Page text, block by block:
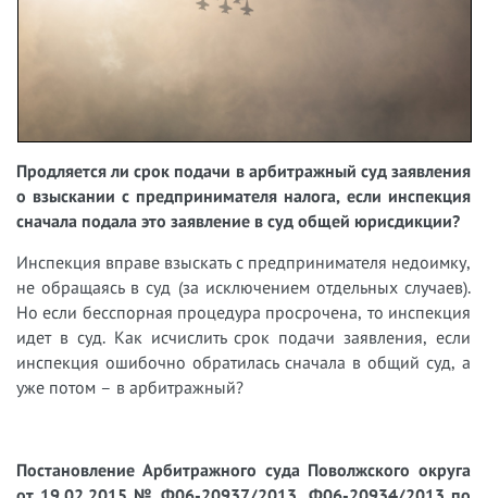
Продляется ли срок подачи в арбитражный суд заявления
о взыскании с предпринимателя налога, если инспекция
сначала подала это заявление в суд общей юрисдикции?
Инспекция вправе взыскать с предпринимателя недоимку,
не обращаясь в суд (за исключением отдельных случаев).
Но если бесспорная процедура просрочена, то инспекция
идет в суд. Как исчислить срок подачи заявления, если
инспекция ошибочно обратилась сначала в общий суд, а
уже потом – в арбитражный?
Постановление Арбитражного суда Поволжского округа